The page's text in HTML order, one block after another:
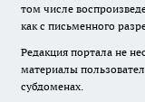
том числе
как с письменного
Редакция портала не
материалы
субдоменах.